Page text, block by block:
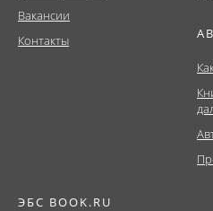
Вакансии
Контакты
ЭБС BOOK.RU